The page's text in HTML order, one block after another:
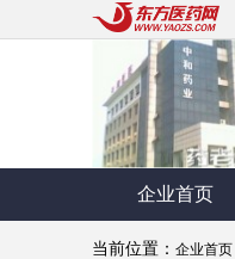
企业首页
当前位置： 企业首页